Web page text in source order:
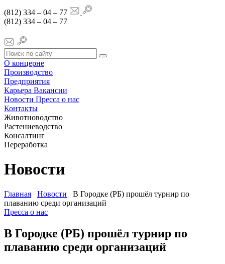
(812) 334 – 04 – 77
(812) 334 – 04 – 77
О концерне
Производство
Предприятия
Карьера Вакансии
Новости Пресса о нас
Контакты
Животноводство
Растениеводство
Консалтинг
Переработка
Новости
Главная Новости В Городке (РБ) прошёл турнир по
плаванию среди организаций
Пресса о нас
В Городке (РБ) прошёл турнир по
плаванию среди организаций